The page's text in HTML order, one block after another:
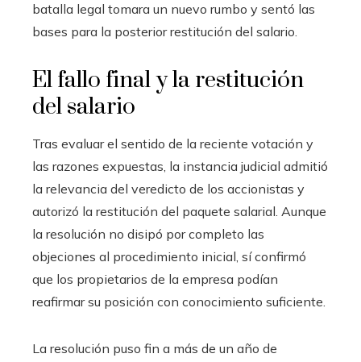
batalla legal tomara un nuevo rumbo y sentó las
bases para la posterior restitución del salario.
El fallo final y la restitución
del salario
Tras evaluar el sentido de la reciente votación y
las razones expuestas, la instancia judicial admitió
la relevancia del veredicto de los accionistas y
autorizó la restitución del paquete salarial. Aunque
la resolución no disipó por completo las
objeciones al procedimiento inicial, sí confirmó
que los propietarios de la empresa podían
reafirmar su posición con conocimiento suficiente.
La resolución puso fin a más de un año de